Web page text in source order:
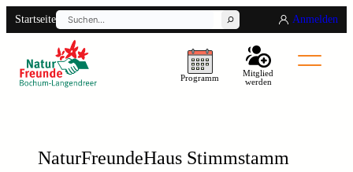
Startseite
Suchen
Anmelden
Programm
Mitglied
werden
NaturFreundeHaus Stimmstamm